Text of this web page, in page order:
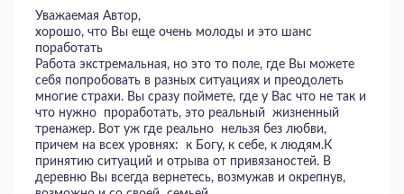
Уважаемая Автор,
хорошо, что Вы еще очень молоды и это шанс
поработать
Работа экстремальная, но это то поле, где Вы можете
себя попробовать в разных ситуациях и преодолеть
многие страхи. Вы сразу поймете, где у Вас что не так и
что нужно проработать, это реальный жизненный
тренажер. Вот уж где реально нельзя без любви,
причем на всех уровнях: к Богу, к себе, к людям.К
принятию ситуаций и отрыва от привязаностей. В
деревню Вы всегда вернетесь, возмужав и окрепнув,